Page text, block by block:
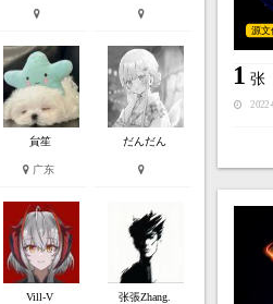
貟笙
广东
だんだん
Vill-V 张張Zhang.
源文
1 张
2022-